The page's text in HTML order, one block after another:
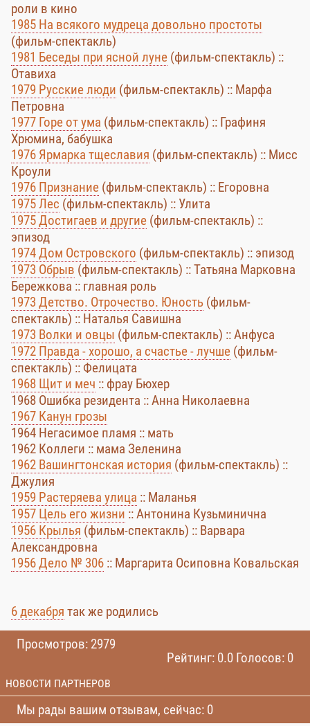
роли в кино
1985 На всякого мудреца довольно простоты
(фильм-спектакль)
1981 Беседы при ясной луне (фильм-спектакль) ::
Отавиха
1979 Русские люди (фильм-спектакль) :: Марфа
Петровна
1977 Горе от ума (фильм-спектакль) :: Графиня
Хрюмина, бабушка
1976 Ярмарка тщеславия (фильм-спектакль) :: Мисс
Кроули
1976 Признание (фильм-спектакль) :: Егоровна
1975 Лес (фильм-спектакль) :: Улита
1975 Достигаев и другие (фильм-спектакль) ::
эпизод
1974 Дом Островского (фильм-спектакль) :: эпизод
1973 Обрыв (фильм-спектакль) :: Татьяна Марковна
Бережкова :: главная роль
1973 Детство. Отрочество. Юность (фильм-
спектакль) :: Наталья Савишна
1973 Волки и овцы (фильм-спектакль) :: Анфуса
1972 Правда - хорошо, а счастье - лучше (фильм-
спектакль) :: Фелицата
1968 Щит и меч :: фрау Бюхер
1968 Ошибка резидента :: Анна Николаевна
1967 Канун грозы
1964 Негасимое пламя :: мать
1962 Коллеги :: мама Зеленина
1962 Вашингтонская история (фильм-спектакль) ::
Джулия
1959 Растеряева улица :: Маланья
1957 Цель его жизни :: Антонина Кузьминична
1956 Крылья (фильм-спектакль) :: Варвара
Александровна
1956 Дело № 306 :: Маргарита Осиповна Ковальская
6 декабря так же родились
Просмотров: 2979
Рейтинг: 0.0 Голосов: 0
НОВОСТИ ПАРТНЕРОВ
Мы рады вашим отзывам, сейчас: 0